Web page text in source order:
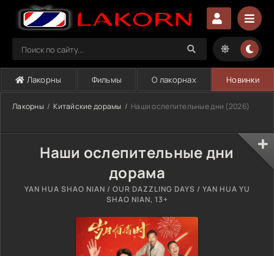
Лакорны Фильмы О лакорнах Новинки
Лакорны Китайские дорамы Наши ослепительные дни (2026)
Наши ослепительные дни
дорама
YAN HUA SHAO NIAN / OUR DAZZLING DAYS / YAN HUA YU
SHAO NIAN, 13+